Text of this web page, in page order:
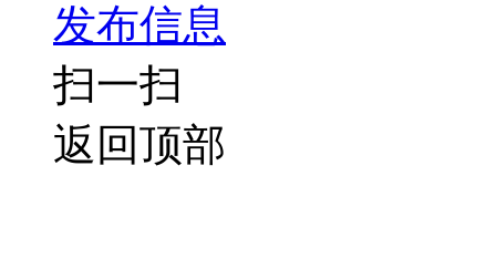
发布信息
扫一扫
返回顶部